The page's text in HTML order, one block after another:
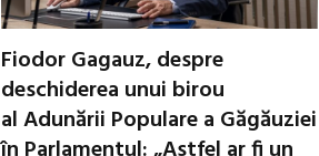
Fiodor Gagauz, despre
deschiderea unui birou
al Adunării Populare a Găgăuziei